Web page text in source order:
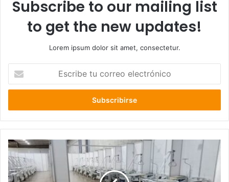
Subscribe to our mailing list
to get the new updates!
Lorem ipsum dolor sit amet, consectetur.
correo
3
mil
camas
estarán